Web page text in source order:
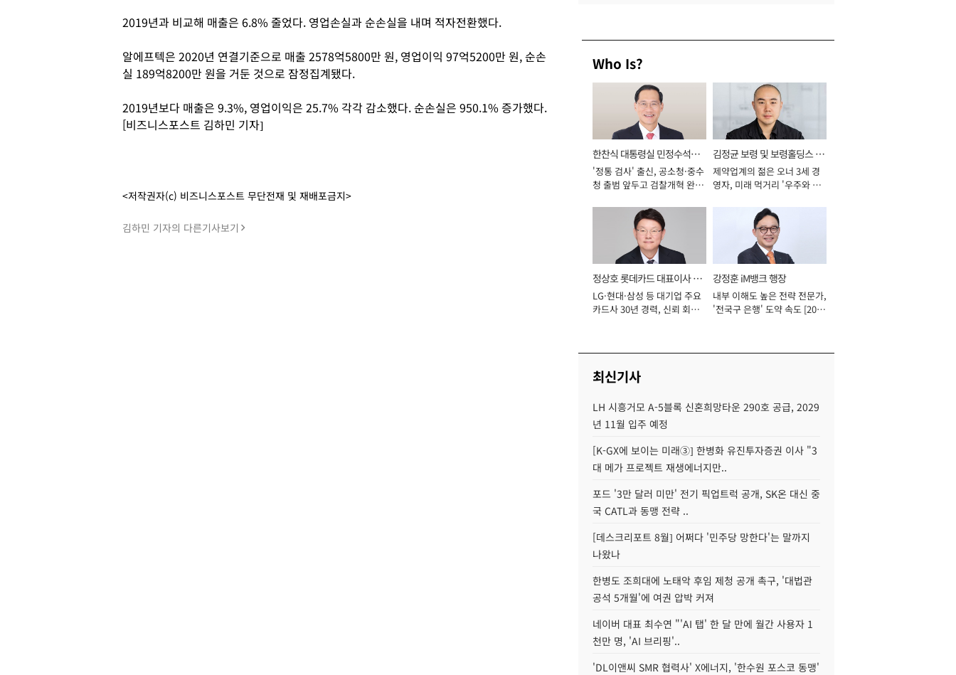
2019년과 비교해 매출은 6.8% 줄었다. 영업손실과 순손실을 내며 적자전환했다.
알에프텍은 2020년 연결기준으로 매출 2578억5800만 원, 영업이익 97억5200만 원, 순손
실 189억8200만 원을 거둔 것으로 잠정집계됐다.
2019년보다 매출은 9.3%, 영업이익은 25.7% 각각 감소했다. 순손실은 950.1% 증가했다.
[비즈니스포스트 김하민 기자]
<저작권자(c) 비즈니스포스트 무단전재 및 재배포금지>
김하민 기자의 다른기사보기
Who Is?
한찬식 대통령실 민정수석비
서관
'정통 검사' 출신, 공소청·중수
청 출범 앞두고 검찰개혁 완수
김정균 보령 및 보령홀딩스 대
표이사 사장
제약업계의 젊은 오너 3세 경
영자, 미래 먹거리 '우주와 헬
정상호 롯데카드 대표이사 사
장
LG·현대·삼성 등 대기업 주요
카드사 30년 경력, 신뢰 회복
강정훈 iM뱅크 행장
내부 이해도 높은 전략 전문가,
'전국구 은행' 도약 속도 [2026
최신기사
LH 시흥거모 A-5블록 신혼희망타운 290호 공급, 2029
년 11월 입주 예정
[K-GX에 보이는 미래③] 한병화 유진투자증권 이사 "3
대 메가 프로젝트 재생에너지만..
포드 '3만 달러 미만' 전기 픽업트럭 공개, SK온 대신 중
국 CATL과 동맹 전략 ..
[데스크리포트 8월] 어쩌다 '민주당 망한다'는 말까지
나왔나
한병도 조희대에 노태악 후임 제청 공개 촉구, '대법관
공석 5개월'에 여권 압박 커져
네이버 대표 최수연 "'AI 탭' 한 달 만에 월간 사용자 1
천만 명, 'AI 브리핑'..
'DL이앤씨 SMR 협력사' X에너지, '한수원 포스코 동맹'